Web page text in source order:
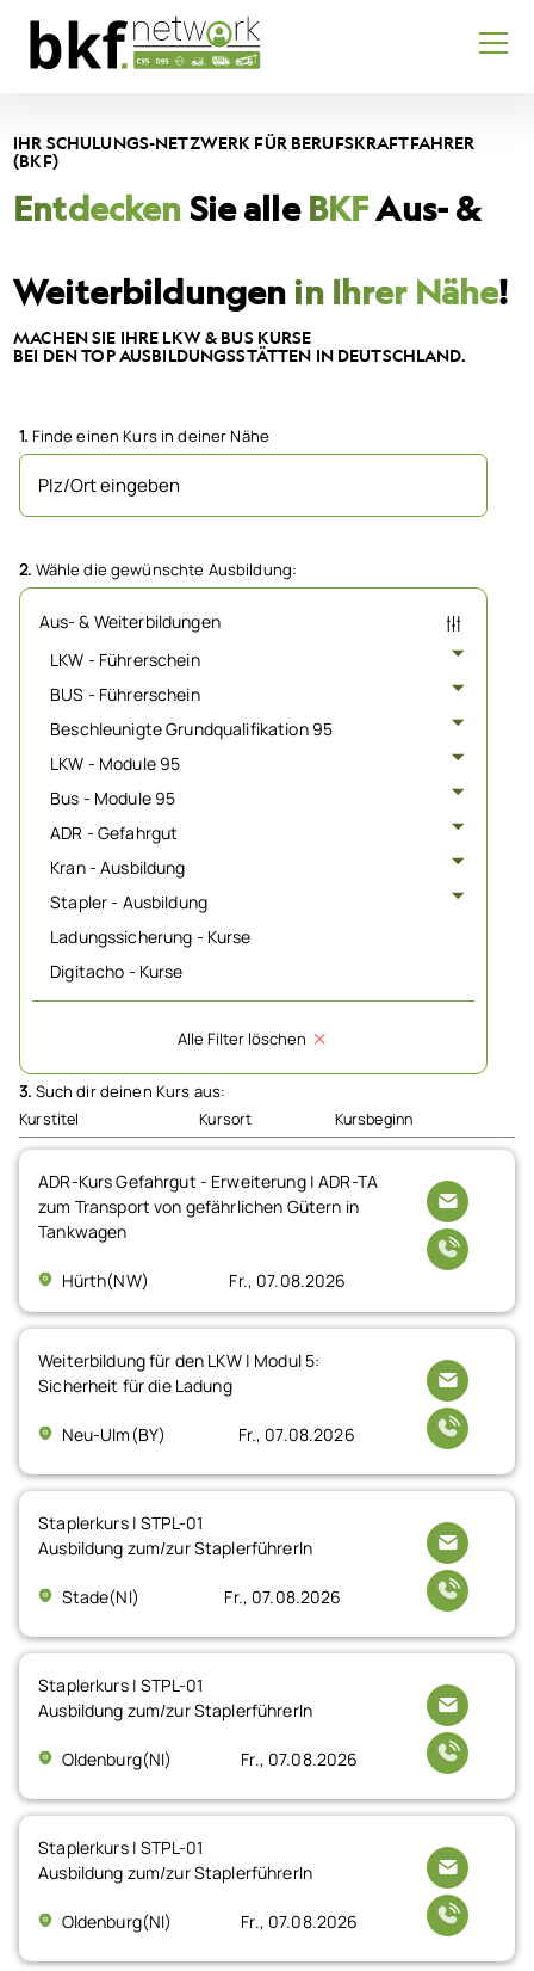
IHR SCHULUNGS-NETZWERK FÜR BERUFSKRAFTFAHRER
(BKF)
Entdecken Sie alleBKFAus- &
Weiterbildungenin Ihrer Nähe!
MACHEN SIE IHRE LKW & BUS KURSE
BEI DEN TOP AUSBILDUNGSSTÄTTEN IN DEUTSCHLAND.
1. Finde einen Kurs in deiner Nähe
2. Wähle die gewünschte Ausbildung:
Aus- & Weiterbildungen
LKW - Führerschein
BUS - Führerschein
Beschleunigte Grundqualifikation 95
LKW - Module 95
Bus - Module 95
ADR - Gefahrgut
Kran - Ausbildung
Stapler - Ausbildung
Ladungssicherung - Kurse
Digitacho - Kurse
Alle Filter löschen
3. Such dir deinen Kurs aus:
Kurstitel Kursort Kursbeginn
ADR-Kurs Gefahrgut - Erweiterung | ADR-TA
zum Transport von gefährlichen Gütern in
Tankwagen
Hürth(NW) Fr., 07.08.2026
Weiterbildung für den LKW | Modul 5:
Sicherheit für die Ladung
Neu-Ulm(BY) Fr., 07.08.2026
Staplerkurs | STPL-01
Ausbildung zum/zur StaplerführerIn
Stade(NI) Fr., 07.08.2026
Staplerkurs | STPL-01
Ausbildung zum/zur StaplerführerIn
Oldenburg(NI) Fr., 07.08.2026
Staplerkurs | STPL-01
Ausbildung zum/zur StaplerführerIn
Oldenburg(NI) Fr., 07.08.2026